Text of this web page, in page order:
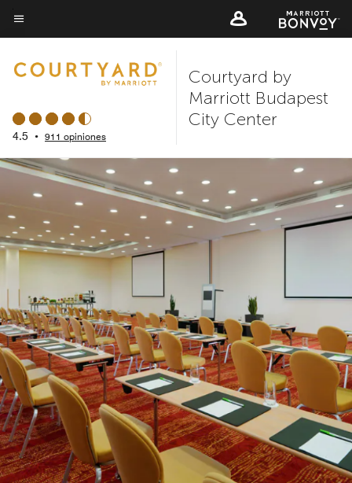
Skip
to
content
Texto del menú
4.5 • 911 opiniones
Courtyard by
Marriott Budapest
City Center